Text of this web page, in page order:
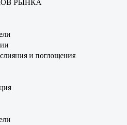
РЫНКА
и поглощения